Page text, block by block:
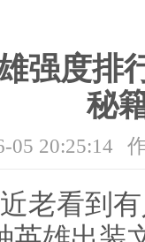
强度排
秘
05 20:25:14
老看到